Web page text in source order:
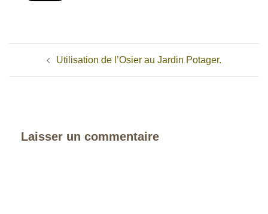
d’articleUtilisation de l’Osier au Jardin Potager.
Laisser un commentaire